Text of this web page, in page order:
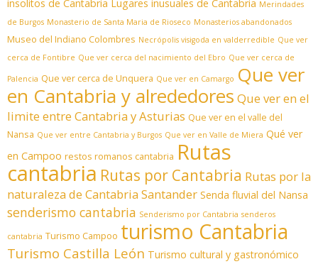
insolitos de Cantabria Lugares inusuales de Cantabria Merindades
de Burgos Monasterio de Santa Maria de Rioseco Monasterios abandonados
Museo del Indiano Colombres Necrópolis visigoda en valderredible Que ver
cerca de Fontibre Que ver cerca del nacimiento del Ebro Que ver cerca de
Palencia Que ver cerca de Unquera Que ver en Camargo Que ver
en Cantabria y alrededores Que ver en el
limite entre Cantabria y Asturias Que ver en el valle del
Nansa Que ver entre Cantabria y Burgos Que ver en Valle de Miera Qué ver
en Campoo restos romanos cantabria Rutas
cantabria Rutas por Cantabria Rutas por la
naturaleza de CantabriaSantander Senda fluvial del Nansa
senderismo cantabria Senderismo por Cantabria senderos
cantabria Turismo Campoo turismo Cantabria
Turismo Castilla León Turismo cultural y gastronómico